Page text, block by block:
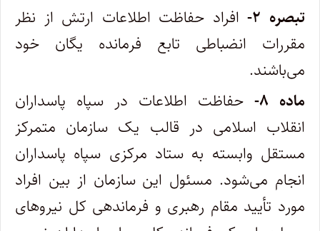
تبصره ۲-
افراد حفاظت اطلاعات ارتش از نظر
مقررات انضباطی تابع فرمانده یگان خود
می‌باشند.
ماده ۸-
حفاظت اطلاعات در سپاه پاسداران
انقلاب اسلامی در قالب یک سازمان متمرکز
مستقل وابسته به ستاد مرکزی سپاه پاسداران
انجام‌ می‌شود. مسئول این سازمان از بین افراد
مورد تأیید مقام رهبری و فرماندهی کل نیروهای